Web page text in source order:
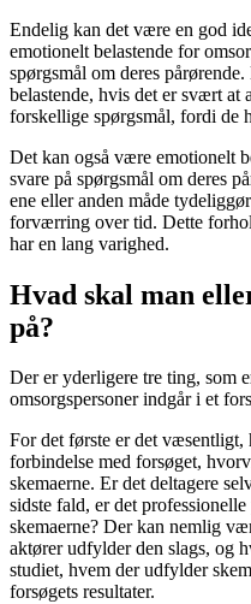
Endelig kan det være en god
emotionelt belastende for
spørgsmål om deres
belastende, hvis det er svært at
forskellige spørgsmål, fordi de
Det kan også være emotionelt
svare på spørgsmål om deres
ene eller anden måde
forværring over tid. Dette
har en lang varighed.
Hvad skal man
på?
Der er yderligere tre ting, som
omsorgspersoner indgår i et
For det første er det væsentligt,
forbindelse med forsøget,
skemaerne. Er det deltagere
sidste fald, er det
skemaerne? Der kan nemlig
aktører udfylder den slags, og
studiet, hvem der udfylder
forsøgets resultater.